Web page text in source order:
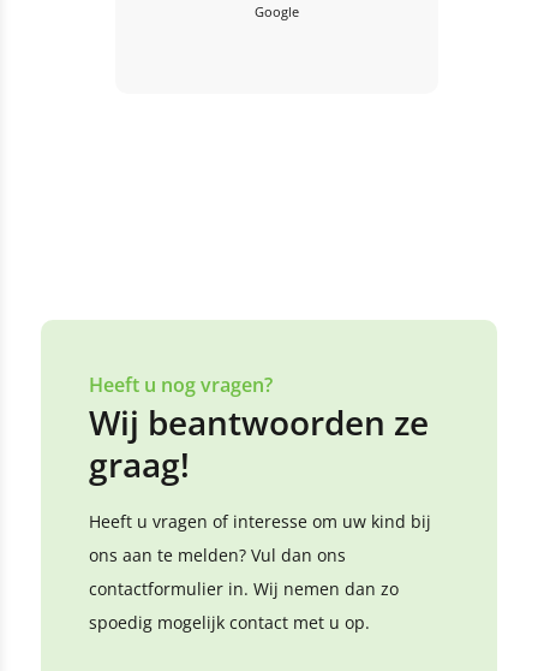
Google
Heeft u nog vragen?
Wij beantwoorden ze
graag!
Heeft u vragen of interesse om uw kind bij
ons aan te melden? Vul dan ons
contactformulier in. Wij nemen dan zo
spoedig mogelijk contact met u op.